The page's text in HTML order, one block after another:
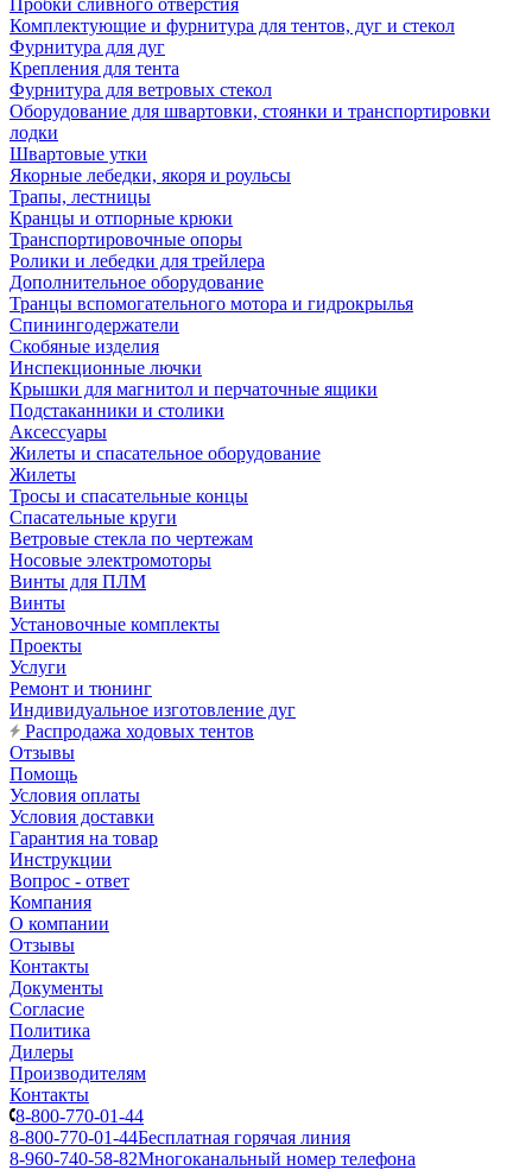
Пробки сливного отверстия
Комплектующие и фурнитура для тентов, дуг и стекол
Фурнитура для дуг
Крепления для тента
Фурнитура для ветровых стекол
Оборудование для швартовки, стоянки и транспортировки
лодки
Швартовые утки
Якорные лебедки, якоря и роульсы
Трапы, лестницы
Кранцы и отпорные крюки
Транспортировочные опоры
Ролики и лебедки для трейлера
Дополнительное оборудование
Транцы вспомогательного мотора и гидрокрылья
Спинингодержатели
Скобяные изделия
Инспекционные лючки
Крышки для магнитол и перчаточные ящики
Подстаканники и столики
Аксессуары
Жилеты и спасательное оборудование
Жилеты
Тросы и спасательные концы
Спасательные круги
Ветровые стекла по чертежам
Носовые электромоторы
Винты для ПЛМ
Винты
Установочные комплекты
Проекты
Услуги
Ремонт и тюнинг
Индивидуальное изготовление дуг
Распродажа ходовых тентов
Отзывы
Помощь
Условия оплаты
Условия доставки
Гарантия на товар
Инструкции
Вопрос - ответ
Компания
О компании
Отзывы
Контакты
Документы
Согласие
Политика
Дилеры
Производителям
Контакты
8-800-770-01-44
8-800-770-01-44Бесплатная горячая линия
8-960-740-58-82Многоканальный номер телефона